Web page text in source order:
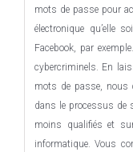
mots de passe pour
électronique qu’elle
Facebook, par
cybercriminels. En
mots de passe, nous
dans le processus de
moins qualifiés et
informatique. Vous